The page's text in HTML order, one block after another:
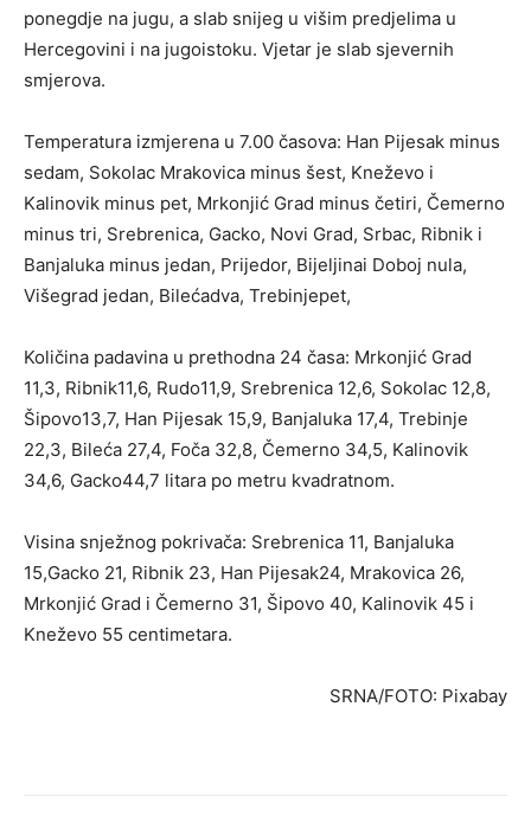
ponegdje na jugu, a slab snijeg u višim predjelima u
Hercegovini i na jugoistoku. Vjetar je slab sjevernih
smjerova.
Temperatura izmjerena u 7.00 časova: Han Pijesak minus
sedam, Sokolac Mrakovica minus šest, Kneževo i
Kalinovik minus pet, Mrkonjić Grad minus četiri, Čemerno
minus tri, Srebrenica, Gacko, Novi Grad, Srbac, Ribnik i
Banjaluka minus jedan, Prijedor, Bijeljinai Doboj nula,
Višegrad jedan, Bilećadva, Trebinjepet,
Količina padavina u prethodna 24 časa: Mrkonjić Grad
11,3, Ribnik11,6, Rudo11,9, Srebrenica 12,6, Sokolac 12,8,
Šipovo13,7, Han Pijesak 15,9, Banjaluka 17,4, Trebinje
22,3, Bileća 27,4, Foča 32,8, Čemerno 34,5, Kalinovik
34,6, Gacko44,7 litara po metru kvadratnom.
Visina snježnog pokrivača: Srebrenica 11, Banjaluka
15,Gacko 21, Ribnik 23, Han Pijesak24, Mrakovica 26,
Mrkonjić Grad i Čemerno 31, Šipovo 40, Kalinovik 45 i
Kneževo 55 centimetara.
SRNA/FOTO: Pixabay